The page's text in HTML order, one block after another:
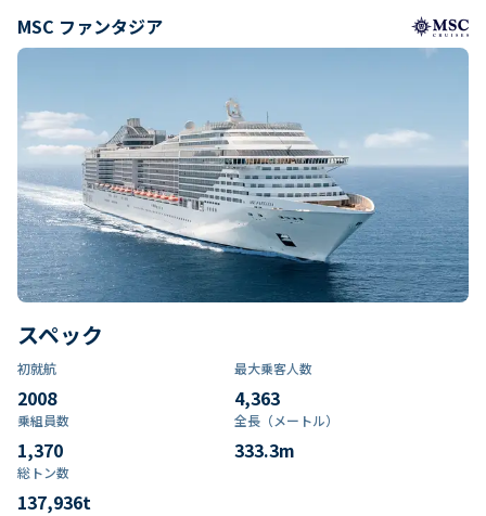
MSC ファンタジア
スペック
初就航
2008
最大乗客人数
4,363
乗組員数​
1,370
全長（メートル）
333.3m
総トン数​
137,936t